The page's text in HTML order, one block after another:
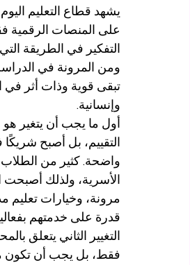
يشهد قطاع التعليم
على المنصات الرقمية
التفكير في الطريقة
ومن المرونة في
تبقى قوية وذات أثر في
وإنسانية.
أول ما يجب أن يتغير
التقييم، بل أصبح
واضحة. كثير من الطلاب
الأسرية، ولذلك
مرونة، وخيارات تعليم
قدرة على خدمتهم
التغيير الثاني يتعلق
فقط، بل يجب أن تكون